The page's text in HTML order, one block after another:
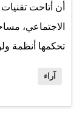
أن أتاحت
الاجتماعي،
تحكمها أنظمة
ينتظر منك
آراء